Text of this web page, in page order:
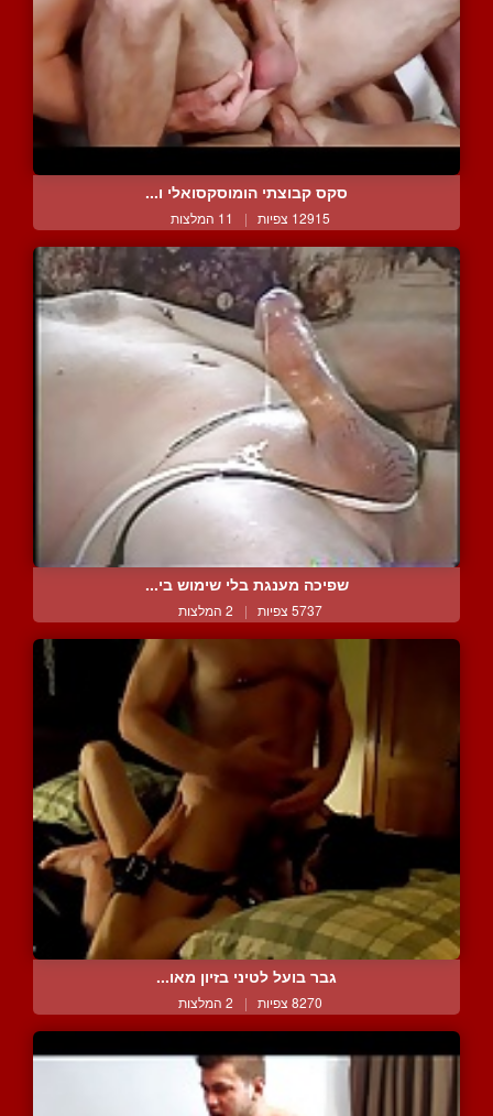
סקס קבוצתי הומוסקסואלי ו...
12915 צפיות | 11 המלצות
שפיכה מענגת בלי שימוש בי...
5737 צפיות | 2 המלצות
גבר בועל לטיני בזיון מאו...
8270 צפיות | 2 המלצות